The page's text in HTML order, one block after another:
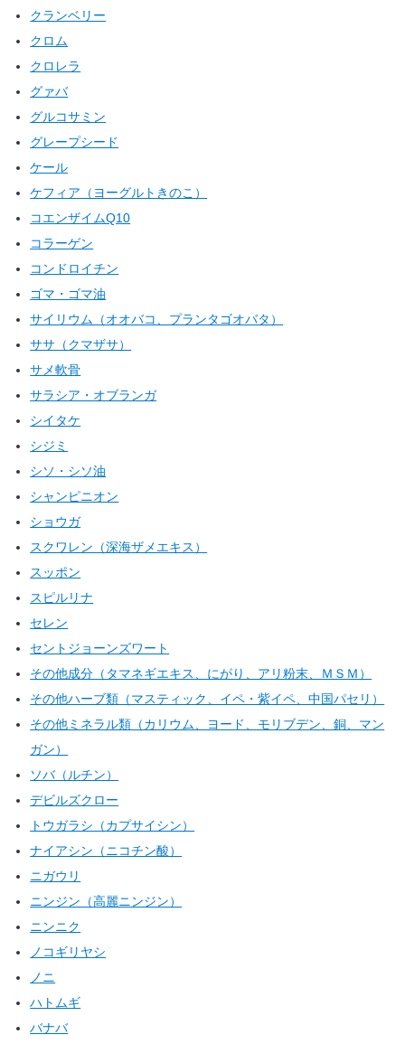
クランベリー
クロム
クロレラ
グァバ
グルコサミン
グレープシード
ケール
ケフィア（ヨーグルトきのこ）
コエンザイムQ10
コラーゲン
コンドロイチン
ゴマ・ゴマ油
サイリウム（オオバコ、プランタゴオバタ）
ササ（クマザサ）
サメ軟骨
サラシア・オブランガ
シイタケ
シジミ
シソ・シソ油
シャンピニオン
ショウガ
スクワレン（深海ザメエキス）
スッポン
スピルリナ
セレン
セントジョーンズワート
その他成分（タマネギエキス、にがり、アリ粉末、ＭＳＭ）
その他ハーブ類（マスティック、イペ・紫イペ、中国パセリ）
その他ミネラル類（カリウム、ヨード、モリブデン、銅、マン
ガン）
ソバ（ルチン）
デビルズクロー
トウガラシ（カプサイシン）
ナイアシン（ニコチン酸）
ニガウリ
ニンジン（高麗ニンジン）
ニンニク
ノコギリヤシ
ノニ
ハトムギ
バナバ